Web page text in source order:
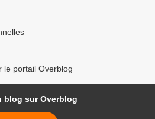
le portail Overblog
blog sur Overblog